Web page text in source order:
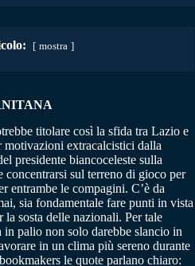
mostra
titolare così la sfida tra Lazio e
extracalcistici dalla
presidente biancoceleste sulla
concentrarsi sul terreno di gioco per
entrambe le compagini. C’è da
sia fondamentale fare punti in vista
sosta delle nazionali. Per tale
in palio non solo darebbe slancio in
in un clima più sereno durante
le quote parlano chiaro: